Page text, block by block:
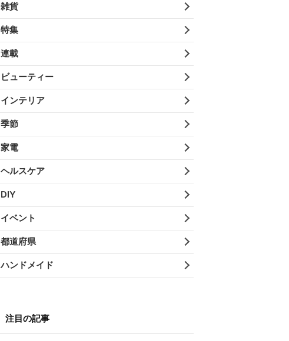
雑貨
特集
連載
ビューティー
インテリア
季節
家電
ヘルスケア
DIY
イベント
都道府県
ハンドメイド
注目の記事